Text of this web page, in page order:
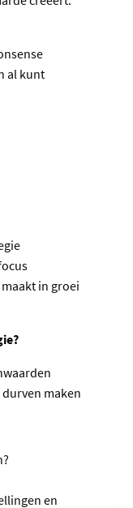
al kunt
in groei
maken
en